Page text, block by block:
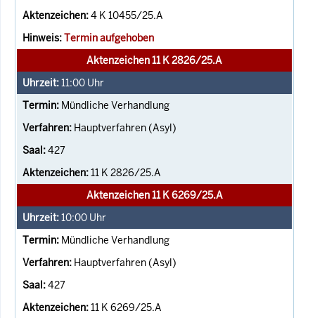
4 K 10455/25.A
Termin aufgehoben
Aktenzeichen 11 K 2826/25.A
11:00 Uhr
Mündliche Verhandlung
Hauptverfahren (Asyl)
427
11 K 2826/25.A
Aktenzeichen 11 K 6269/25.A
10:00 Uhr
Mündliche Verhandlung
Hauptverfahren (Asyl)
427
11 K 6269/25.A